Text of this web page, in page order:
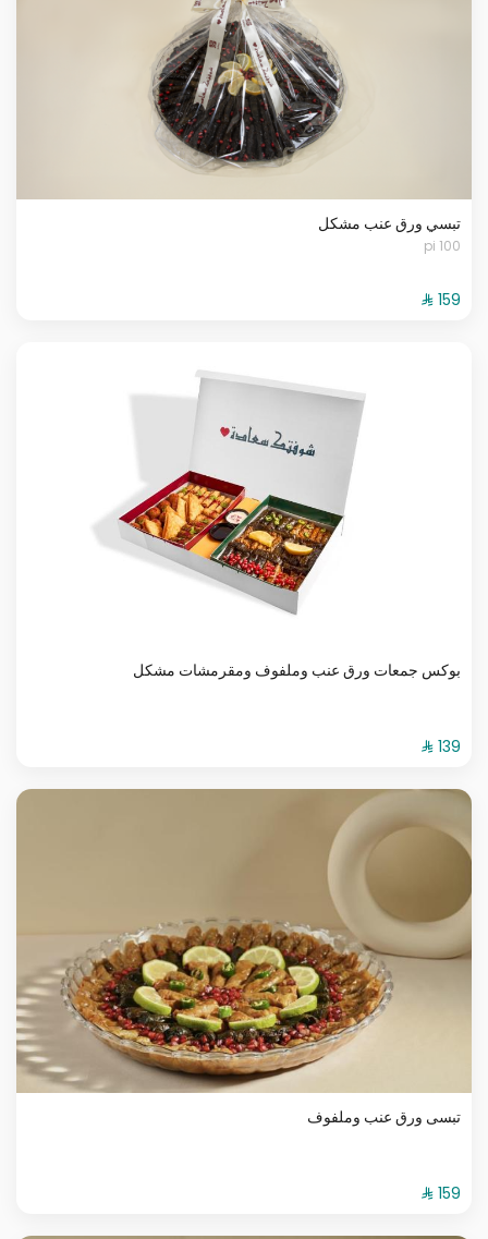
تبسي ورق عنب مشكل
100 pi
بوكس جمعات ورق عنب وملفوف ومقرمشات مشكل
تبسى ورق عنب وملفوف